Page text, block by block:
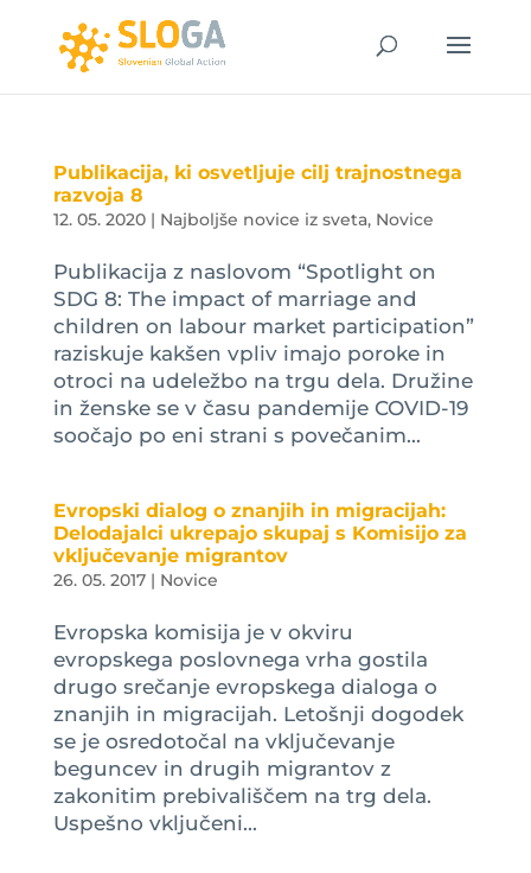
Publikacija, ki osvetljuje cilj trajnostnega
razvoja 8
12. 05. 2020| Najboljše novice iz sveta, Novice
Publikacija z naslovom “Spotlight on
SDG 8: The impact of marriage and
children on labour market participation”
raziskuje kakšen vpliv imajo poroke in
otroci na udeležbo na trgu dela. Družine
in ženske se v času pandemije COVID-19
soočajo po eni strani s povečanim...
Evropski dialog o znanjih in migracijah:
Delodajalci ukrepajo skupaj s Komisijo za
vključevanje migrantov
26. 05. 2017| Novice
Evropska komisija je v okviru
evropskega poslovnega vrha gostila
drugo srečanje evropskega dialoga o
znanjih in migracijah. Letošnji dogodek
se je osredotočal na vključevanje
beguncev in drugih migrantov z
zakonitim prebivališčem na trg dela.
Uspešno vključeni...